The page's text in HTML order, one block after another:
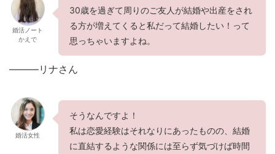
婚活ノート
かえで
30歳を過ぎて周りのご友人が結婚や出産をされ
る方が増えてくると私だって結婚したい！って
思っちゃいますよね。
———リナさん
婚活女性
そうなんですよ！
私は恋愛経験はそれなりにあったものの、結婚
に直結するような関係には至らず気づけば時間